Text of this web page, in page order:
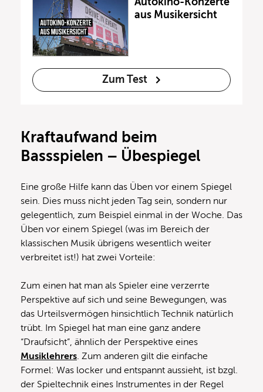
aus Musikersicht
Zum Test
Kraftaufwand beim
Bassspielen – Übespiegel
Eine große Hilfe kann das Üben vor einem Spiegel
sein. Dies muss nicht jeden Tag sein, sondern nur
gelegentlich, zum Beispiel einmal in der Woche. Das
Üben vor einem Spiegel (was im Bereich der
klassischen Musik übrigens wesentlich weiter
verbreitet ist!) hat zwei Vorteile:
Zum einen hat man als Spieler eine verzerrte
Perspektive auf sich und seine Bewegungen, was
das Urteilsvermögen hinsichtlich Technik natürlich
trübt. Im Spiegel hat man eine ganz andere
“Draufsicht”, ähnlich der Perspektive eines
Musiklehrers. Zum anderen gilt die einfache
Formel: Was locker und entspannt aussieht, ist bzgl.
der Spieltechnik eines Instrumentes in der Regel